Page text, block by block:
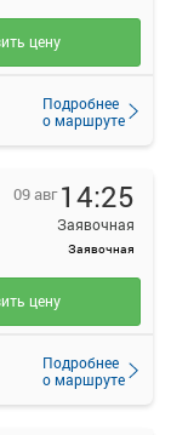
Подробнее
о маршруте
цену
09 авг 14:25
Заявочная
Заявочная
Подробнее
о маршруте
цену